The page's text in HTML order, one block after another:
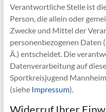
Verantwortliche Stelle ist
Person, die allein oder
Zwecke und Mittel der
personenbezogenen Daten
Ä.) entscheidet. Die
Datenverarbeitung auf
Sportkreisjugend
(siehe Impressum).